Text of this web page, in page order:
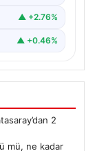
▲ +2.76%
▲ +0.46%
2
mü, ne kadar